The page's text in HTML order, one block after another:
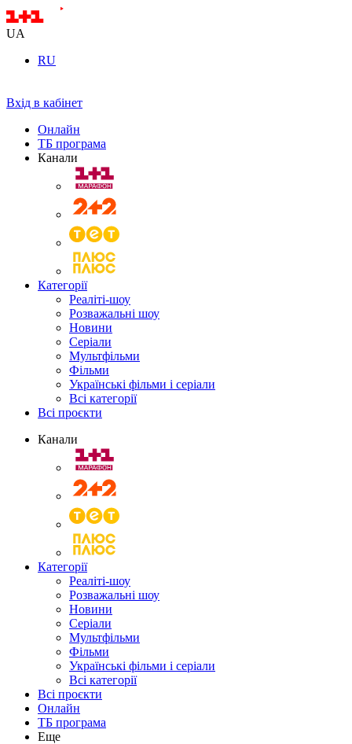
UA
RU
Вхід в кабінет
Онлайн
ТБ програма
Канали
Категорії
Реаліті-шоу
Розважальні шоу
Новини
Серіали
Мультфільми
Фільми
Українські фільми і серіали
Всі категорії
Всі проєкти
Канали
Категорії
Реаліті-шоу
Розважальні шоу
Новини
Серіали
Мультфільми
Фільми
Українські фільми і серіали
Всі категорії
Всі проєкти
Онлайн
ТБ програма
Еще